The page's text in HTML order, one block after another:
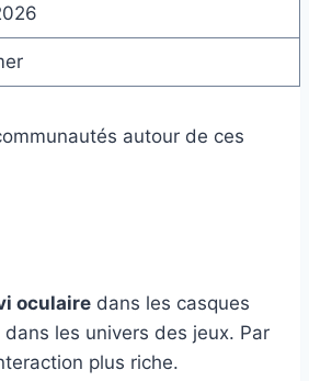
autour de ces
oculaire dans les casques
les univers des jeux. Par
plus riche.